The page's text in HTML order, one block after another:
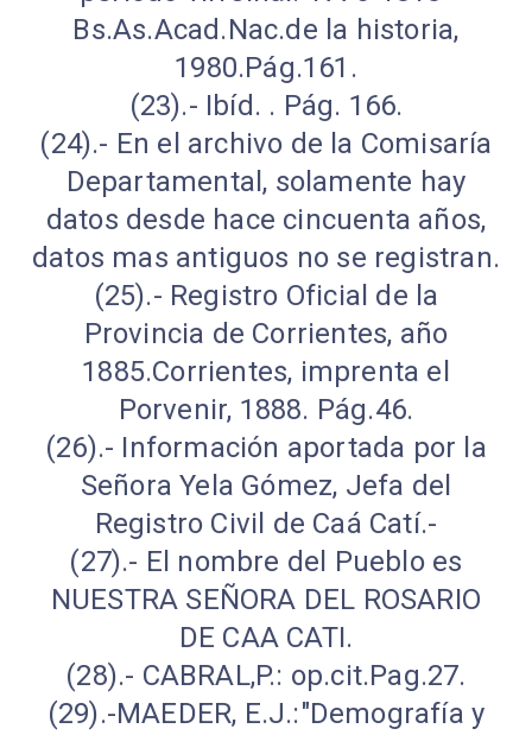
Bs.As.Acad.Nac.de la historia,
1980.Pág.161.
(23).- Ibíd. . Pág. 166.
(24).- En el archivo de la Comisaría
Departamental, solamente hay
datos desde hace cincuenta años,
datos mas antiguos no se registran.
(25).- Registro Oficial de la
Provincia de Corrientes, año
1885.Corrientes, imprenta el
Porvenir, 1888. Pág.46.
(26).- Información aportada por la
Señora Yela Gómez, Jefa del
Registro Civil de Caá Catí.-
(27).- El nombre del Pueblo es
NUESTRA SEÑORA DEL ROSARIO
DE CAA CATI.
(28).- CABRAL,P.: op.cit.Pag.27.
(29).-MAEDER, E.J.:"Demografía y